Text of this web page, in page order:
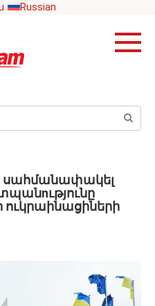
Russian
սահմանափակել
ուկրաինացիների